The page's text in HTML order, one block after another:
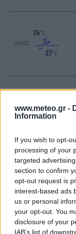
www.meteo.gr -
Information
If you wish to opt-
processing of your
targeted
section to confirm
opt-out request is
interest-based ads
us or personal
your opt-out. You
disclosure of your
IAB’s list of
09:00
26°C
27°C
27°C
15:00
29°C
27°C
18:00
27
°C